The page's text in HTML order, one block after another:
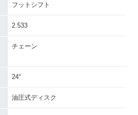
フットシフト
2.533
チェーン
24°
油圧式ディスク